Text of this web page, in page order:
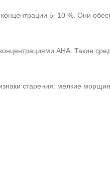
5–10 %. Они
AHA. Такие
старения: мелкие